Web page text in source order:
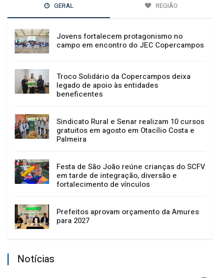
GERAL REGIÃO
Jovens fortalecem protagonismo no
campo em encontro do JEC Copercampos
Troco Solidário da Copercampos deixa
legado de apoio às entidades
beneficentes
Sindicato Rural e Senar realizam 10 cursos
gratuitos em agosto em Otacílio Costa e
Palmeira
Festa de São João reúne crianças do SCFV
em tarde de integração, diversão e
fortalecimento de vínculos
Prefeitos aprovam orçamento da Amures
para 2027
Notícias